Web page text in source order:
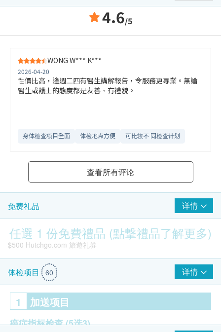
4.6/5
WONG W*** K***
2026-04-20
性價比高，逢週二四有醫生講解報告，令服務更專業。無論
醫生或護士的態度都是友善、有禮貌。
身体检查项目全面 体检地点方便 可比较不 同检查计划
查看所有评论
免费礼品 详情
任選 1 份免費禮品 (點撃禮品了解更多)
$500 Hutchgo.com 旅遊礼券
体检项目 60 详情
1 加送项目
癌症指标检查(5选3)